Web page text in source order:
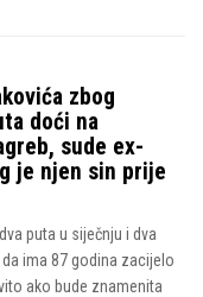
zbog
doći na
sude ex-
je njen sin prije
puta u siječnju i dva
ima 87 godina zacijelo
ako bude znamenita